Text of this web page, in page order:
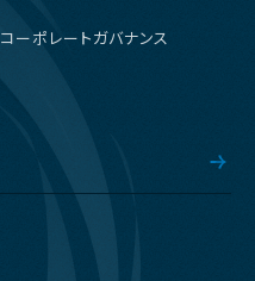
コーポレートガバナンス